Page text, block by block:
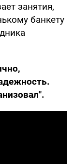
занятия,
банкету